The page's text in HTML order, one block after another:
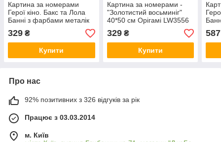
Картина за номерами
Герої кіно. Бакс та Лола
Банні з фарбами металік
40*50 см Орігамі LW 3477
329 ₴
Купити
Картина за номерами -
"Золотистий восьминіг"
40*50 см Орігамі LW3556
329₴
Купити
587
Про нас
92% позитивних з 326 відгуків за рік
Працює з 03.03.2014
м. Київ